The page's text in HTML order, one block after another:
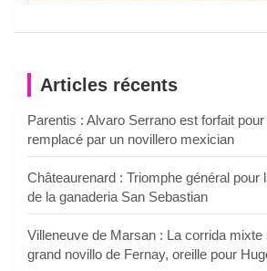
Articles récents
Parentis : Alvaro Serrano est forfait
remplacé par un novillero mexician
Châteaurenard : Triomphe général pour
de la ganaderia San Sebastian
Villeneuve de Marsan : La corrida mixte
grand novillo de Fernay, oreille pour